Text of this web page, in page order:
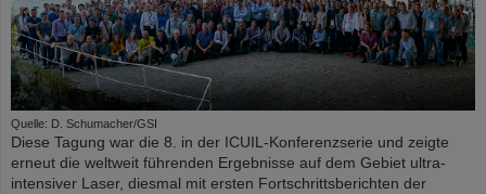
Quelle: D. Schumacher/GSI
Diese Tagung war die 8. in der ICUIL-Konferenzserie und zeigte
erneut die weltweit führenden Ergebnisse auf dem Gebiet ultra-
intensiver Laser, diesmal mit ersten Fortschrittsberichten der